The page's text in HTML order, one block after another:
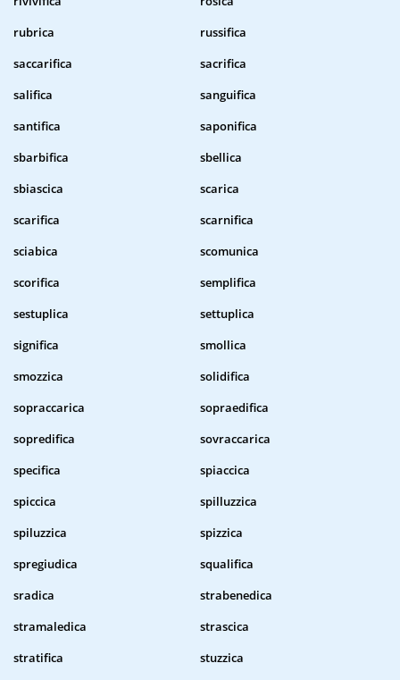
rubrica
russifica
saccarifica
sacrifica
salifica
sanguifica
santifica
saponifica
sbarbifica
sbellica
sbiascica
scarica
scarifica
scarnifica
sciabica
scomunica
scorifica
semplifica
sestuplica
settuplica
significa
smollica
smozzica
solidifica
sopraccarica
sopraedifica
sopredifica
sovraccarica
specifica
spiaccica
spiccica
spilluzzica
spiluzzica
spizzica
spregiudica
squalifica
sradica
strabenedica
stramaledica
strascica
stratifica
stuzzica